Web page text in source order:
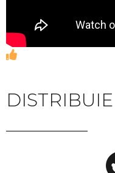
DISTRIBUIE